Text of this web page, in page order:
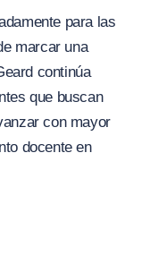
para las
marcar una
continúa
que buscan
con mayor
docente en